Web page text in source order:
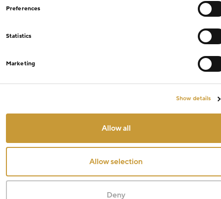
Preferences
Statistics
Marketing
Show details
Allow all
Allow selection
Deny